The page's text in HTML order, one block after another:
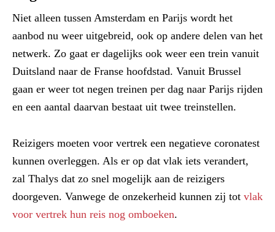
Niet alleen tussen Amsterdam en Parijs wordt het
aanbod nu weer uitgebreid, ook op andere delen van het
netwerk. Zo gaat er dagelijks ook weer een trein vanuit
Duitsland naar de Franse hoofdstad. Vanuit Brussel
gaan er weer tot negen treinen per dag naar Parijs rijden
en een aantal daarvan bestaat uit twee treinstellen.
Reizigers moeten voor vertrek een negatieve coronatest
kunnen overleggen. Als er op dat vlak iets verandert,
zal Thalys dat zo snel mogelijk aan de reizigers
doorgeven. Vanwege de onzekerheid kunnen zij tot vlak
voor vertrek hun reis nog omboeken.